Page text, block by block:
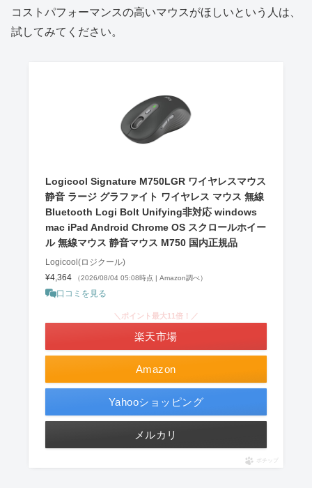
コストパフォーマンスの高いマウスがほしいという人は、
試してみてください。
Logicool Signature M750LGR ワイヤレスマウス
静音 ラージ グラファイト ワイヤレス マウス 無線
Bluetooth Logi Bolt Unifying非対応 windows
mac iPad Android Chrome OS スクロールホイー
ル 無線マウス 静音マウス M750 国内正規品
Logicool(ロジクール)
¥4,364
（2026/08/04 05:08時点 | Amazon調べ）
口コミを見る
Amazon
＼ポイント最大11倍！／
楽天市場
Yahooショッピング
メルカリ
ポチップ